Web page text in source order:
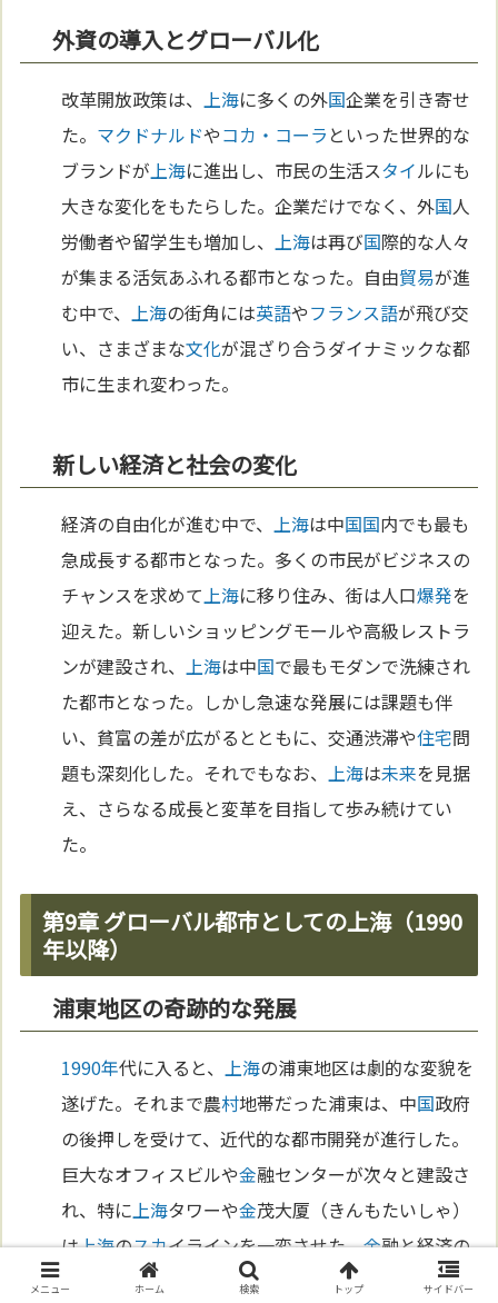
外資の導入とグローバル化
改革開放政策は、 上海に多くの外国企業を引き寄せ
た。 マクドナルドやコカ・コーラ といった世界的な
ブランドが 上海に進出し、市民の生活スタイルにも
大きな変化をもたらした。企業だけでなく、外国人
労働者や留学生も増加し、
上海は再び国際的な人々
が集まる活気あふれる都市となった。自由貿易が進
む中で、
上海の街角には英語やフランス語が飛び交
い、さまざまな文化が混ざり合うダイナミックな都
市に生まれ変わった。
新しい経済と社会の変化
経済の自由化が進む中で、上海は中国国内でも最も
急成長する都市となった。多くの市民がビジネスの
チャンスを求めて上海に移り住み、街は人口爆発を
迎えた。新しいショッピングモールや高級レストラ
ンが建設され、上海は中国で最もモダンで洗練され
た都市となった。しかし急速な発展には課題も伴
い、貧富の差が広がるとともに、交通渋滞や住宅問
題も深刻化した。それでもなお、上海は未来を見据
え、さらなる成長と変革を目指して歩み続けてい
た。
第9章 グローバル都市としての上海（1990
年以降）
浦東地区の奇跡的な発展
1990年代に入ると、上海の浦東地区は劇的な変貌を
遂げた。それまで農村地帯だった浦東は、中国政府
の後押しを受けて、近代的な都市開発が進行した。
巨大なオフィスビルや金融センターが次々と建設さ
れ、特に上海タワーや金茂大厦（きんもたいしゃ）
は上海のスカイラインを一変させた。金融と経済の
地となった浦東は、中 経済の象徴 存在と
メニュー ホーム 検索 トップ サイドバー